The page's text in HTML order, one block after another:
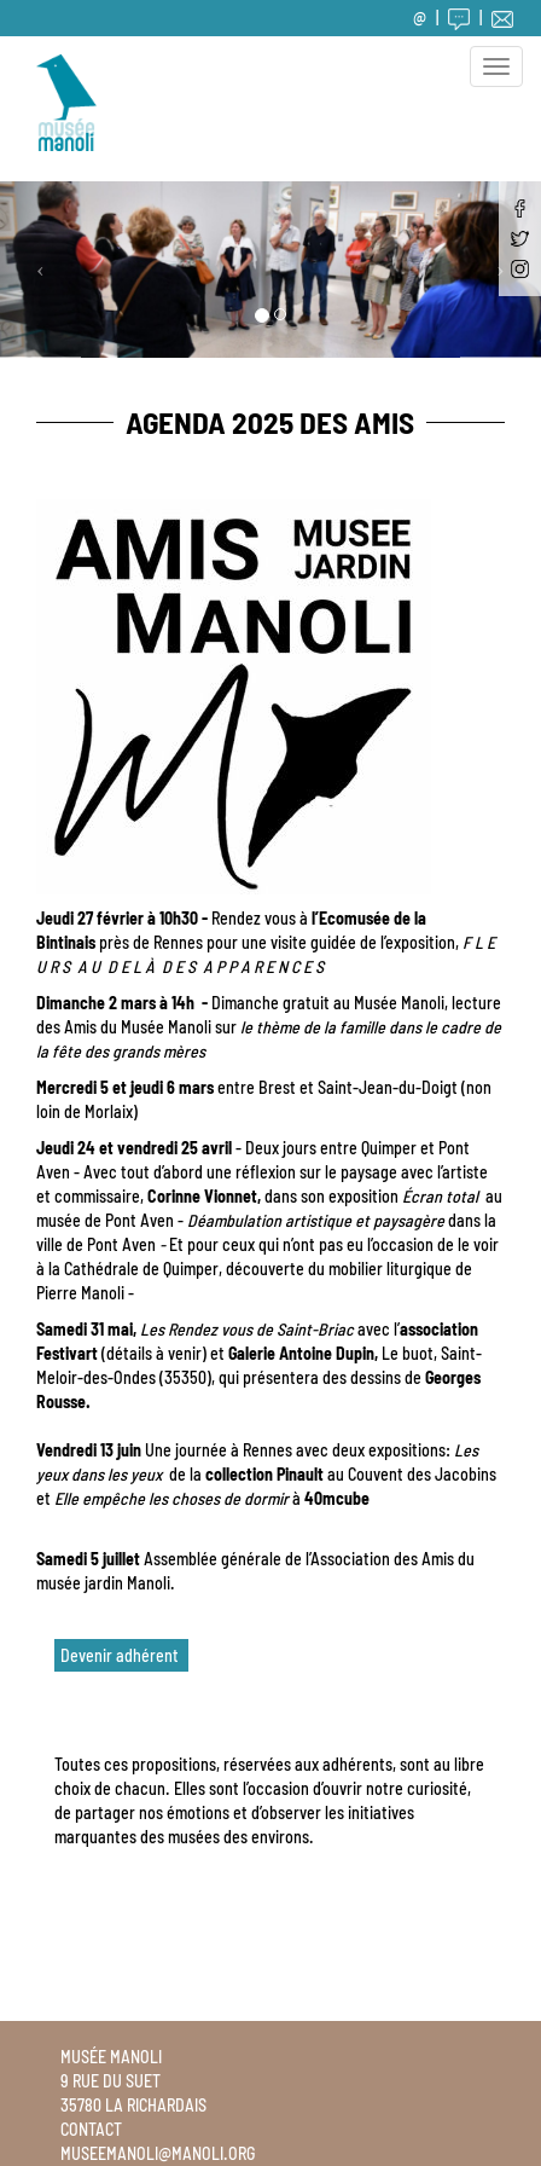
@
Toggle
AGENDA 2025 DES AMIS
Jeudi 27 février à 10h30 - Rendez vous à l’Ecomusée de la
Bintinais près de Rennes pour une visite guidée de l’exposition, F L E
U R S A U D E L À D E S A P P A R E N C E S
Dimanche 2 mars à 14h - Dimanche gratuit au Musée Manoli, lecture
des Amis du Musée Manoli sur le thème de la famille dans le cadre de
la fête des grands mères
Mercredi 5 et jeudi 6 marsentre Brest et Saint-Jean-du-Doigt (non
loin de Morlaix)
Jeudi 24 et vendredi 25 avril- Deux jours entre Quimper et Pont
Aven - Avec tout d’abord une réflexion sur le paysage avec l’artiste
et commissaire,Corinne Vionnet,dans son exposition Écran total au
musée de Pont Aven - Déambulation artistique et paysagèredansla
ville de Pont Aven -Et pour ceux qui n’ont pas eu l’occasion de le voir
à la Cathédrale de Quimper, découverte du mobilier liturgique de
Pierre Manoli -
Samedi 31 mai, Les Rendez vous de Saint-Briacavec l’association
Festivart(détails à venir) et Galerie Antoine Dupin, Le buot, Saint-
Meloir-des-Ondes (35350), qui présentera des dessins de Georges
Rousse.
Vendredi 13 juin Une journée à Rennes avec deux expositions: Les
yeux dans les yeux de la collection Pinaultau Couvent des Jacobins
et Elle empêche les choses de dormirà 40mcube
Samedi 5 juilletAssemblée générale de l’Association des Amis du
musée jardin Manoli.
Devenir adhérent
Toutes ces propositions, réservées aux adhérents, sont au libre
choix de chacun. Elles sont l’occasion d’ouvrir notre curiosité,
de partager nos émotions et d’observer les initiatives
marquantes des musées des environs.
MUSÉE MANOLI
9 RUE DU SUET
35780 LA RICHARDAIS
CONTACT
MUSEEMANOLI@MANOLI.ORG